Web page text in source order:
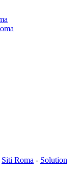
Siti Roma - Solution